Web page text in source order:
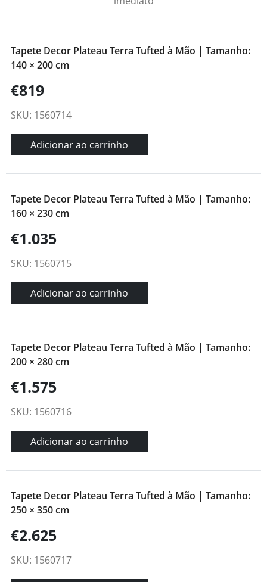
Tapete Decor Plateau Terra Tufted à Mão | Tamanho:
140 × 200 cm
€819
SKU: 1560714
Adicionar ao carrinho
Tapete Decor Plateau Terra Tufted à Mão | Tamanho:
160 × 230 cm
€1.035
SKU: 1560715
Adicionar ao carrinho
Tapete Decor Plateau Terra Tufted à Mão | Tamanho:
200 × 280 cm
€1.575
SKU: 1560716
Adicionar ao carrinho
Tapete Decor Plateau Terra Tufted à Mão | Tamanho:
250 × 350 cm
€2.625
SKU: 1560717